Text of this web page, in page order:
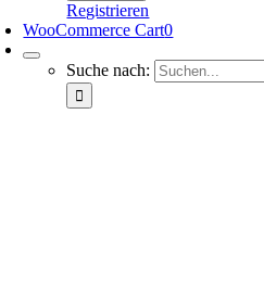
Registrieren
WooCommerce Cart0
Suche nach: